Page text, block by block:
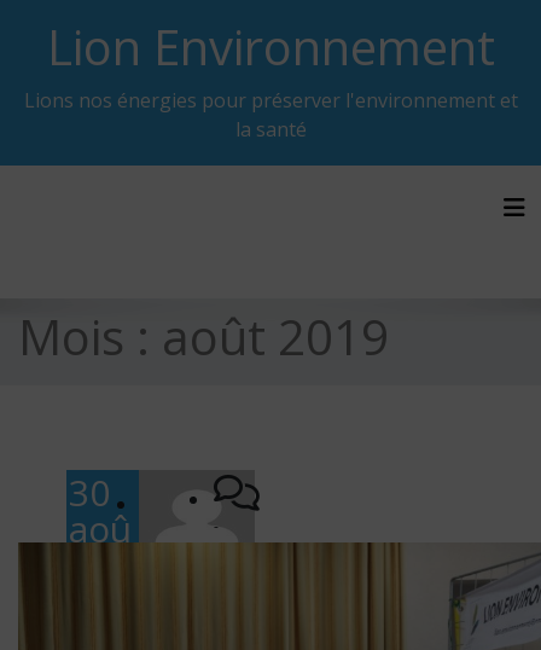
contentLion Environnement
Lions nos énergies pour préserver l'environnement et
la santé
Mois : août 2019
30
aoû -